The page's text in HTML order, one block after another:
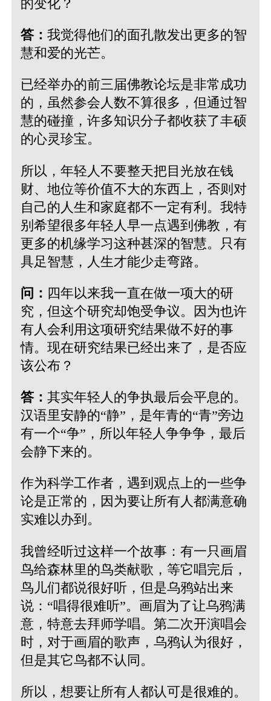
的变化？
答： 我觉得他们的面孔散发出更多的智
慧和爱的光芒。
已经举办的前三届佛教论坛是非常成功
的，虽然参会人数不算很多，但通过智
慧的碰撞，许多知识分子都收获了丰硕
的心灵珍宝。
所以，年轻人不要整天把目光放在钱
财、地位等价值不大的东西上，否则对
自己的人生和家庭都不一定有利。我特
别希望很多年轻人早一点遇到佛教，有
更多的机缘学习这种甚深的智慧。只有
具足智慧，人生才能少走弯路。
问： 四年以来我一直在做一项大的研
究，但这个研究却饱受争议。因为也许
有人会利用这项研究结果做不好的事
情。现在研究结果已经出来了，是否应
该公布？
答： 其实年轻人的争执最后会平息的。
汉语里安静的“静”，是年青的“青”旁边
有一个“争”，所以年轻人争争争，最后
会静下来的。
作为科学工作者，遇到观点上的一些争
论是正常的，因为要让所有人都满意确
实难以办到。
我曾经听过这样一个故事：有一只画眉
鸟给森林里的鸟类献歌，等它唱完后，
鸟儿们都说很好听，但是乌鸦站出来
说：“唱得很难听”。画眉为了让乌鸦满
意，特意去拜师学唱。第二次开演唱会
时，对于画眉的歌声，乌鸦认为很好，
但是其它鸟都不认同。
所以，想要让所有人都认可是很难的。